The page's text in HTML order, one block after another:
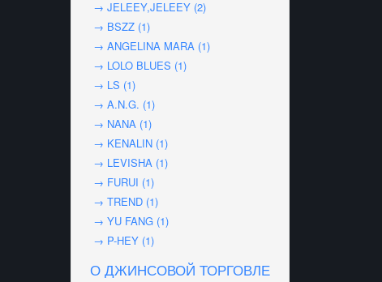
→ JELEEY,JELEEY (2)
→ BSZZ (1)
→ ANGELINA MARA (1)
→ LOLO BLUES (1)
→ LS (1)
→ A.N.G. (1)
→ NANA (1)
→ KENALIN (1)
→ LEVISHA (1)
→ FURUI (1)
→ TREND (1)
→ YU FANG (1)
→ P-HEY (1)
О ДЖИНСОВОЙ ТОРГОВЛЕ